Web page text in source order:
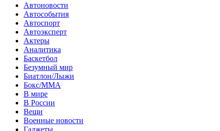
Автоновости
Автособытия
Автоспорт
Автоэксперт
Актеры
Аналитика
Баскетбол
Безумный мир
Биатлон/Лыжи
Бокс/MMA
В мире
В России
Вещи
Военные новости
Гаджеты